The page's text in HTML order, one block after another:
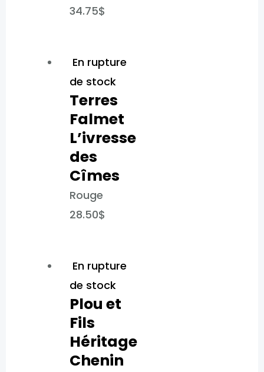
34.75$
En rupture
de stock
Terres
Falmet
L’ivresse
des
Cîmes​
Rouge
28.50$
En rupture
de stock
Plou et
Fils
Héritage
Chenin